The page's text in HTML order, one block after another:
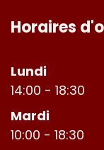
Horaires
Lundi
14:00 - 18:30
Mardi
10:00 - 18:30